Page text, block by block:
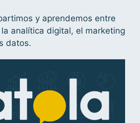
y aprendemos entre
analítica digital, el marketing
datos.